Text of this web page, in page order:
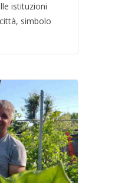
istituzioni
simbolo